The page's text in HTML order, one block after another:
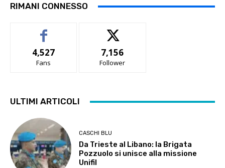
RIMANI CONNESSO
4,527
Fans
7,156
Follower
ULTIMI ARTICOLI
CASCHI BLU
Da Trieste al Libano: la Brigata
Pozzuolo si unisce alla missione
Unifil